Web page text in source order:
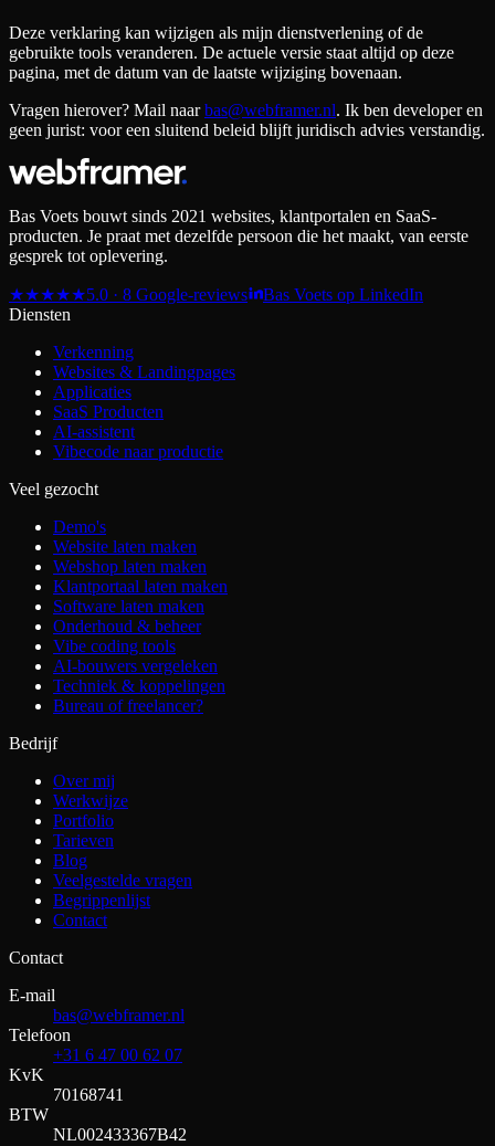
Deze verklaring kan wijzigen als mijn dienstverlening of de
gebruikte tools veranderen. De actuele versie staat altijd op deze
pagina, met de datum van de laatste wijziging bovenaan.
Vragen hierover? Mail naar bas@webframer.nl. Ik ben developer en
geen jurist: voor een sluitend beleid blijft juridisch advies verstandig.
Bas Voets bouwt sinds 2021 websites, klantportalen en SaaS-
producten. Je praat met dezelfde persoon die het maakt, van eerste
gesprek tot oplevering.
★★★★★5.0 · 8 Google-reviews
Bas Voets op LinkedIn
Diensten
Verkenning
Websites & Landingpages
Applicaties
SaaS Producten
AI-assistent
Vibecode naar productie
Veel gezocht
Demo's
Website laten maken
Webshop laten maken
Klantportaal laten maken
Software laten maken
Onderhoud & beheer
Vibe coding tools
AI-bouwers vergeleken
Techniek & koppelingen
Bureau of freelancer?
Bedrijf
Over mij
Werkwijze
Portfolio
Tarieven
Blog
Veelgestelde vragen
Begrippenlijst
Contact
Contact
E-mail
bas@webframer.nl
Telefoon
+31 6 47 00 62 07
KvK
70168741
BTW
NL002433367B42